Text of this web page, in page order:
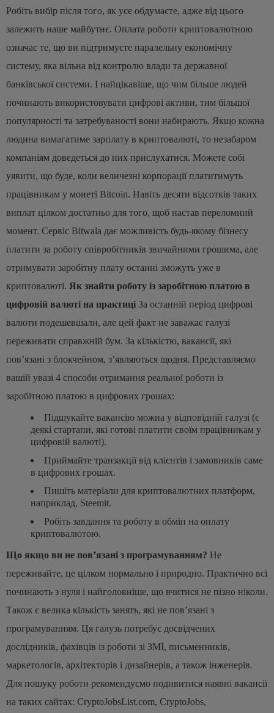
Робіть вибір після того, як усе обдумаєте, адже від цього
залежить наше майбутнє. Оплата роботи криптовалютною
означає те, що ви підтримуєте паралельну економічну
систему, яка вільна від контролю влади та державної
банківської системи. І найцікавіше, що чим більше людей
починають використовувати цифрові активи, тим більшої
популярності та затребуваності вони набирають. Якщо кожна
людина вимагатиме зарплату в криптовалюті, то незабаром
компаніям доведеться до них прислухатися. Можете собі
уявити, що буде, коли величезні корпорації платитимуть
працівникам у монеті Bitcoin. Навіть десяти відсотків таких
виплат цілком достатньо для того, щоб настав переломний
момент. Сервіс Bitwala дає можливість будь-якому бізнесу
платити за роботу співробітників звичайними грошима, але
отримувати заробітну плату останні зможуть уже в
криптовалюті. Як знайти роботу із заробітною платою в
цифровій валюті на практиці За останній період цифрові
валюти подешевшали, але цей факт не заважає галузі
переживати справжній бум. За кількістю, вакансії, які
пов’язані з блокчейном, з’являються щодня. Представляємо
вашій увазі 4 способи отримання реальної роботи із
заробітною платою в цифрових грошах:
Підшукайте вакансію можна у відповідній галузі (є
деякі стартапи, які готові платити своїм працівникам у
цифровій валюті).
Приймайте транзакції від клієнтів і замовників саме
в цифрових грошах.
Пишіть матеріали для криптовалютних платформ,
наприклад, Steemit.
Робіть завдання та роботу в обмін на оплату
криптовалютою.
Що якщо ви не пов’язані з програмуванням? Не
переживайте, це цілком нормально і природно. Практично всі
починають з нуля і найголовніше, що вчитися не пізно ніколи.
Також є велика кількість занять, які не пов’язані з
програмуванням. Ця галузь потребує досвідчених
дослідників, фахівців із роботи зі ЗМІ, письменників,
маркетологів, архітекторів і дизайнерів, а також інженерів.
Для пошуку роботи рекомендуємо подивитися наявні вакансії
на таких сайтах: CryptoJobsList.com, CryptoJobs,